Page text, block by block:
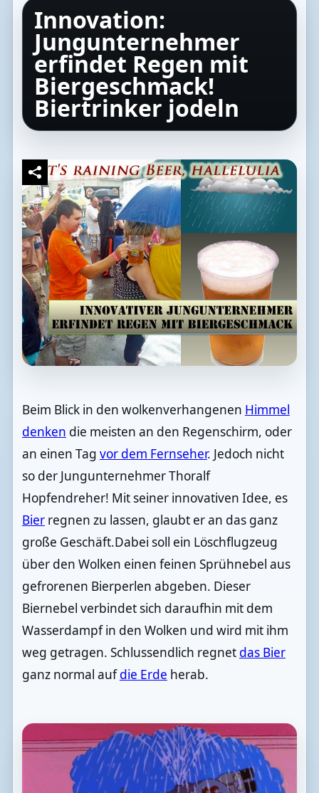
Innovation:
Jungunternehmer
erfindet Regen mit
Biergeschmack!
Biertrinker jodeln
Beim Blick in den wolkenverhangenen Himmel
denken die meisten an den Regenschirm, oder
an einen Tag vor dem Fernseher. Jedoch nicht
so der Jungunternehmer Thoralf
Hopfendreher! Mit seiner innovativen Idee, es
Bierregnen zu lassen, glaubt er an das ganz
große Geschäft.Dabei soll ein Löschflugzeug
über den Wolken einen feinen Sprühnebel aus
gefrorenen Bierperlen abgeben. Dieser
Biernebel verbindet sich daraufhin mit dem
Wasserdampf in den Wolken und wird mit ihm
weg getragen. Schlussendlich regnet das Bier
ganz normal aufdie Erde herab.